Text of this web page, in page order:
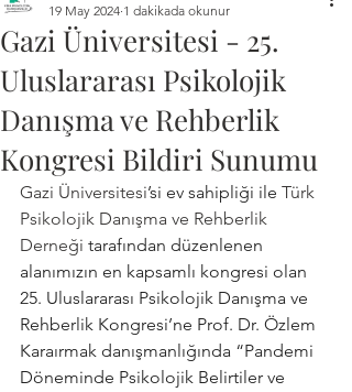
Gazi Üniversitesi - 25.
Uluslararası Psikolojik
Danışma ve Rehberlik
Kongresi Bildiri Sunumu
19 May 2024 1 dakikada okunur
Gazi Üniversitesi’si ev sahipliği ile Türk
Psikolojik Danışma ve Rehberlik
Derneği tarafından düzenlenen
alanımızın en kapsamlı kongresi olan
25. Uluslararası Psikolojik Danışma ve
Rehberlik Kongresi’ne Prof. Dr. Özlem
Karaırmak danışmanlığında “Pandemi
Döneminde Psikolojik Belirtiler ve